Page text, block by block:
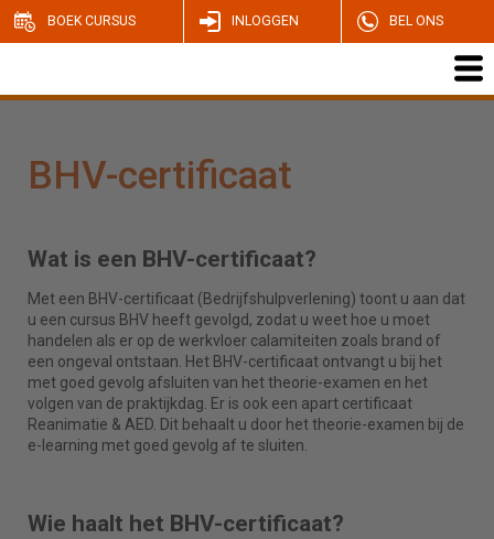
BOEK CURSUS INLOGGEN BEL ONS
BHV-certificaat
Wat is een BHV-certificaat?
Met een BHV-certificaat (Bedrijfshulpverlening) toont u aan dat
u een cursus BHV heeft gevolgd, zodat u weet hoe u moet
handelen als er op de werkvloer calamiteiten zoals brand of
een ongeval ontstaan. Het BHV-certificaat ontvangt u bij het
met goed gevolg afsluiten van het theorie-examen en het
volgen van de praktijkdag. Er is ook een apart certificaat
Reanimatie & AED. Dit behaalt u door het theorie-examen bij de
e-learning met goed gevolg af te sluiten.
Wie haalt het BHV-certificaat?